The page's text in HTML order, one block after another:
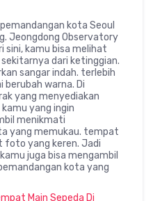
kota Seoul
Jeongdong Observatory
sini, kamu bisa melihat
dari ketinggian.
sangar indah. terlebih
warna. Di
yang menyediakan
yang ingin
menikmati
yang memukau. tempat
foto yang keren. Jadi
juga bisa mengambil
kota yang
Main Sepeda Di